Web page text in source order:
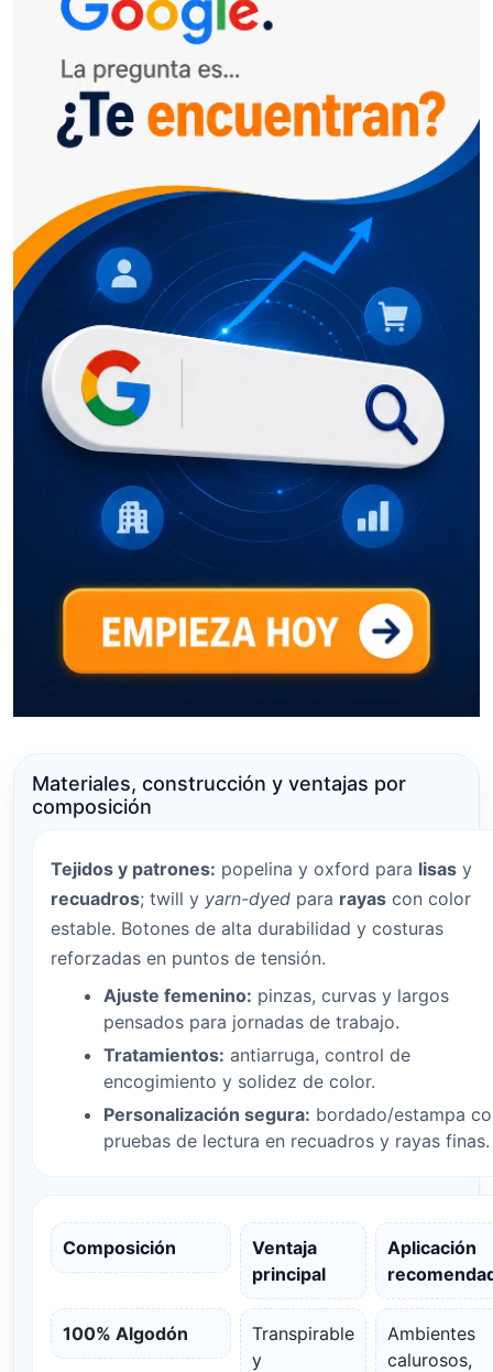
Materiales, construcción y ventajas por
composición
Tejidos y patrones: popelina y oxford para lisas y
recuadros; twill y yarn-dyed para rayas con color
estable. Botones de alta durabilidad y costuras
reforzadas en puntos de tensión.
Ajuste femenino: pinzas, curvas y largos
pensados para jornadas de trabajo.
Tratamientos: antiarruga, control de
encogimiento y solidez de color.
Personalización segura: bordado/estampa
pruebas de lectura en recuadros y rayas finas.
Composición
Ventaja
principal
Aplicación
100% Algodón
Transpirable
y
Ambientes
calurosos,